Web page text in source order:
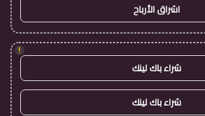
اشراق الأرباح
!
شراء باك لينك
شراء باك لينك